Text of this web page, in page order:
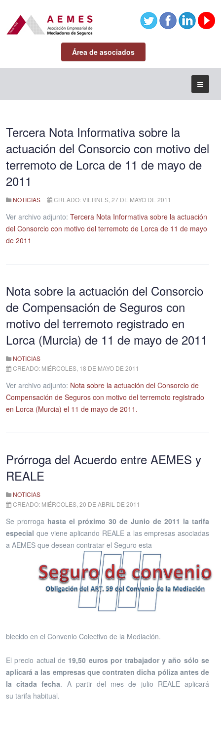
Área de asociados
Tercera Nota Informativa sobre la
actuación del Consorcio con motivo del
terremoto de Lorca de 11 de mayo de
2011
NOTICIAS CREADO: VIERNES, 27 DE MAYO DE 2011
Ver archivo adjunto: Tercera Nota Informativa sobre la actuación
del Consorcio con motivo del terremoto de Lorca de 11 de mayo
de 2011
Nota sobre la actuación del Consorcio
de Compensación de Seguros con
motivo del terremoto registrado en
Lorca (Murcia) de 11 de mayo de 2011
NOTICIAS
CREADO: MIÉRCOLES, 18 DE MAYO DE 2011
Ver archivo adjunto: Nota sobre la actuación del Consorcio de
Compensación de Seguros con motivo del terremoto registrado
en Lorca (Murcia) el 11 de mayo de 2011.
Prórroga del Acuerdo entre AEMES y
REALE
NOTICIAS
CREADO: MIÉRCOLES, 20 DE ABRIL DE 2011
Se prorroga hasta el próximo 30 de Junio de 2011 la tarifa
especial que viene aplicando REALE a las empresas asociadas
a AEMES que desean contratar el Seguro esta
blecido en el Convenio Colectivo de la Mediación.
El precio actual de 19,50 euros por trabajador y año sólo se
aplicará a las empresas que contraten dicha póliza antes de
lacitada fecha. A partir del mes de julio REALE aplicará
su tarifa habitual.